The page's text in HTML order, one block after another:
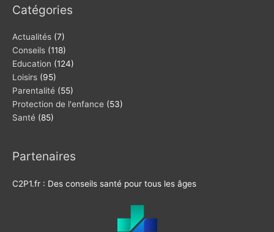
Catégories
Actualités (7)
Conseils (118)
Education (124)
Loisirs (95)
Parentalité (55)
Protection de l'enfance (53)
Santé (85)
Partenaires
C2P1.fr : Des conseils santé pour tous les âges